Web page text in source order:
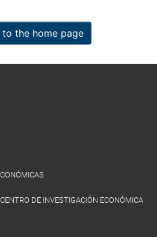
to the home page
DE INVESTIGACIÓN ECONÓMICA